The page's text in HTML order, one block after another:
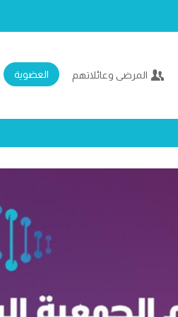
المرضى وعائلاتهم العضوية